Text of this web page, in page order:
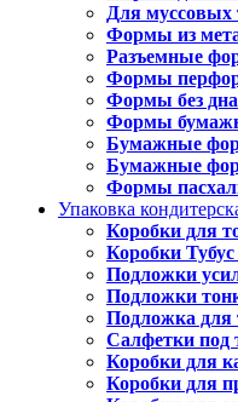
Для
Формы из
Разъемные
Формы
Формы без дна
Формы
Бумажные
Бумажные
Формы
Упаковка
Коробки для
Коробки
Подложки
Подложки
Подложка
Салфетки под
Коробки для
Коробки для